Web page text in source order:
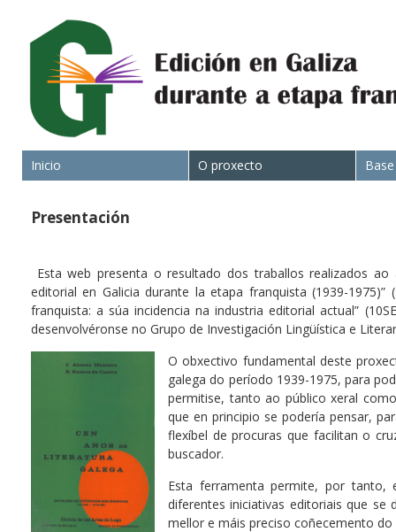
Inicio O proxecto
Presentación
Esta web presenta o resultado dos traballos realizados
editorial en Galicia durante la etapa franquista (1939-
franquista: a súa incidencia na industria editorial actual”
desenvolvéronse no Grupo de Investigación Lingüística e
O obxectivo fundamental deste
galega do período 1939-1975, para
permitise, tanto ao público xeral
que en principio se podería pensar,
flexíbel de procuras que facilitan o
buscador.
Esta ferramenta permite, por tanto,
diferentes iniciativas editoriais que
mellor e máis preciso coñecemento